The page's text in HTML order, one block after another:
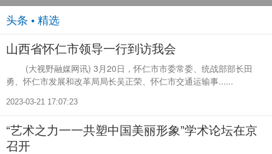
头条 • 精选
山西省怀仁市领导一行到访我会
(大视野融媒网讯) 3月20日，怀仁市市委常委、统战部部长田
勇、怀仁市发展和改革局局长吴正荣、怀仁市交通运输事......
2023-03-21 17:07:23
“艺术之力一一共塑中国美丽形象”学术论坛在京
召开